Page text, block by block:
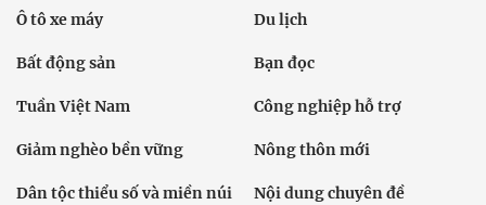
Ô tô xe máy Du lịch
Bất động sản Bạn đọc
Tuần Việt Nam Công nghiệp hỗ trợ
Giảm nghèo bền vững Nông thôn mới
Dân tộc thiểu số và miền núi Nội dung chuyên đề